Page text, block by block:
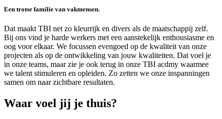
Een trotse familie van vakmensen.
Dat maakt TBI net zo kleurrijk en divers als de maatschappij zelf.
Bij ons vind je harde werkers met een aanstekelijk enthousiasme en
oog voor elkaar. We focussen evengoed op de kwaliteit van onze
projecten als op de ontwikkeling van jouw kwaliteiten. Dat voel je
in onze teams, maar zie je ook terug in onze TBI acdmy waarmee
we talent stimuleren en opleiden. Zo zetten we onze inspanningen
samen om naar zichtbare resultaten.
Waar voel jij je thuis?